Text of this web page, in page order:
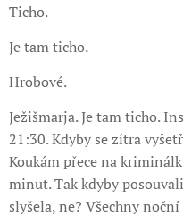
Ticho.
Je tam ticho.
Hrobové.
Ježišmarja. Je tam ticho.
21:30. Kdyby se zítra
Koukám přece na
minut. Tak kdyby
slyšela, ne? Všechny